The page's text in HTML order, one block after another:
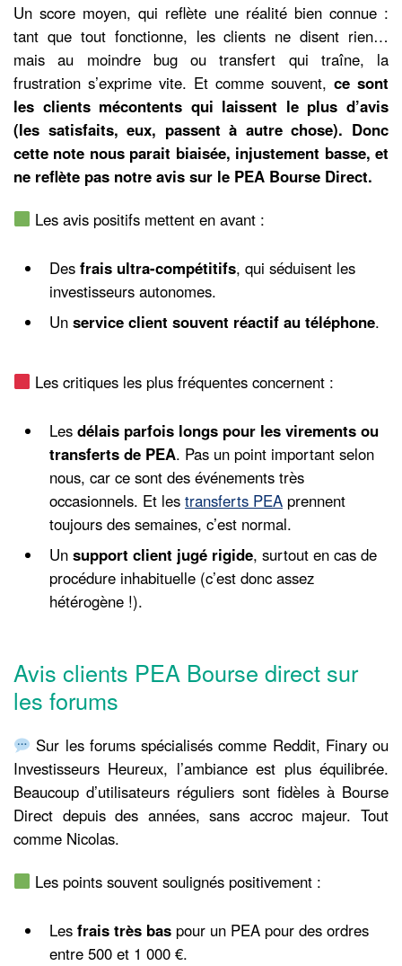
Un score moyen, qui reflète une réalité bien connue :
tant que tout fonctionne, les clients ne disent rien…
mais au moindre bug ou transfert qui traîne, la
frustration s’exprime vite. Et comme souvent, ce sont
les clients mécontents qui laissent le plus d’avis
(les satisfaits, eux, passent à autre chose). Donc
cette note nous parait biaisée, injustement basse, et
ne reflète pas notre avis sur le PEA Bourse Direct.
Les avis positifs mettent en avant :
Des frais ultra-compétitifs, qui séduisent les
investisseurs autonomes.
Un service client souvent réactif au téléphone.
Les critiques les plus fréquentes concernent :
Les délais parfois longs pour les virements ou
transferts de PEA. Pas un point important selon
nous, car ce sont des événements très
occasionnels. Et les transferts PEA prennent
toujours des semaines, c’est normal.
Un support client jugé rigide, surtout en cas de
procédure inhabituelle (c’est donc assez
hétérogène !).
Avis clients PEA Bourse direct sur
les forums
Sur les forums spécialisés comme Reddit, Finary ou
Investisseurs Heureux, l’ambiance est plus équilibrée.
Beaucoup d’utilisateurs réguliers sont fidèles à Bourse
Direct depuis des années, sans accroc majeur. Tout
comme Nicolas.
Les points souvent soulignés positivement :
Les frais très bas pour un PEA pour des ordres
entre 500 et 1 000 €.